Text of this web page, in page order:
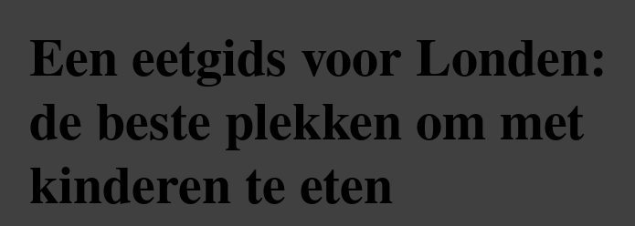
Een eetgids voor Londen:
de beste plekken om met
kinderen te eten